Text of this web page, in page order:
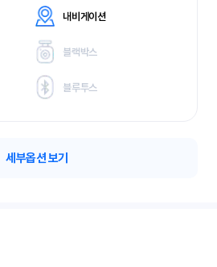
내비게이션
블랙박스
블루투스
세부옵션 보기